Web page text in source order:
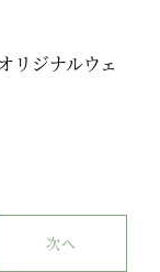
リジナルウェ
次へ